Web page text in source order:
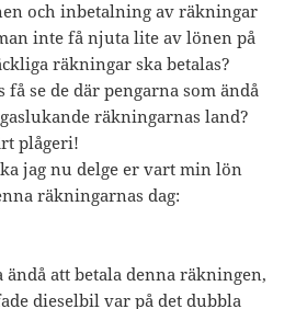
och inbetalning av räkningar
inte få njuta lite av lönen på
räkningar ska betalas?
få se de där pengarna som ändå
räkningarnas land?
plågeri!
jag nu delge er vart min lön
räkningarnas dag:
att betala denna räkningen,
dieselbil var på det dubbla